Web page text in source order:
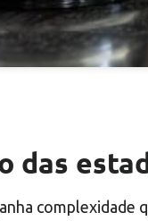
das
complexidade